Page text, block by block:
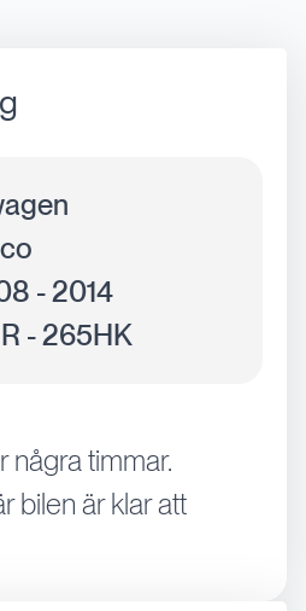
- 2014
- 265HK
några timmar.
bilen är klar att